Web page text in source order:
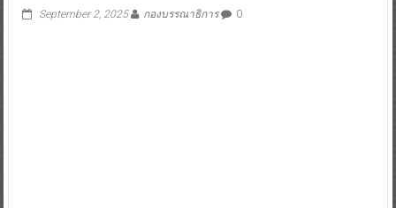
September 2, 2025 กองบรรณาธิการ 0